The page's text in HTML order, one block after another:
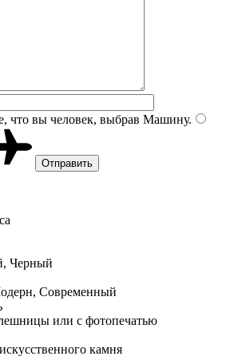
что вы человек, выбрав Машину.
Черный
Современный
или с фотопечатью
камня